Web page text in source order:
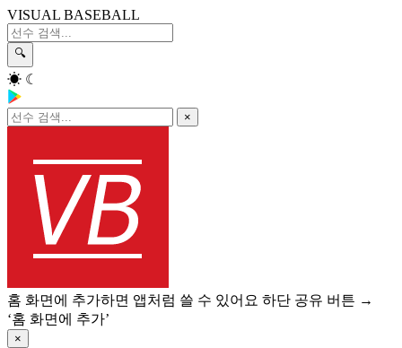
VISUAL BASEBALL
🔍
☀ ☾
×
홈 화면에 추가하면 앱처럼 쓸 수 있어요 하단 공유 버튼 →
‘홈 화면에 추가’
×